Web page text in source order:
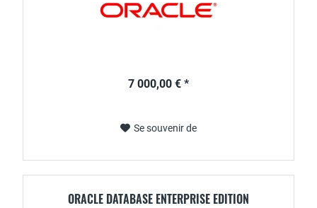
7 000,00 € *
Se souvenir de
ORACLE DATABASE ENTERPRISE EDITION